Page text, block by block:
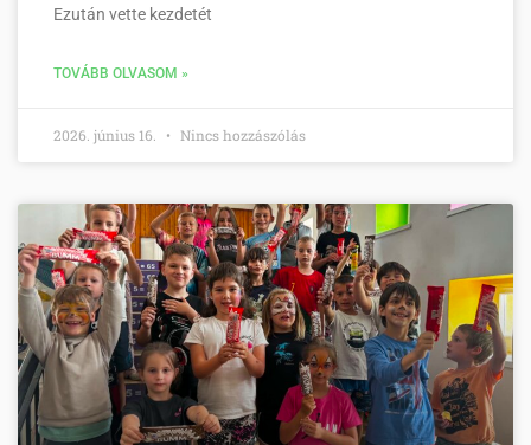
Ezután vette kezdetét
TOVÁBB OLVASOM »
2026. június 16. Nincs hozzászólás